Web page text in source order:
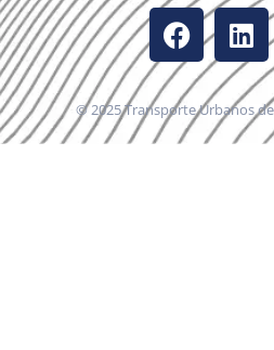
© 2025 Transporte Urbanos de